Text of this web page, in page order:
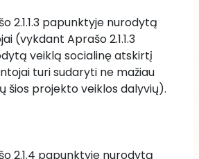
2.1.1.3 papunktyje nurodytą
(vykdant Aprašo 2.1.1.3
veiklą socialinę atskirtį
turi sudaryti ne mažiau
šios projekto veiklos dalyvių).
2.1.4 papunktyje nurodytą